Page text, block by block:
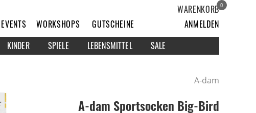
KINDER SPIELE LEBENSMITTEL SALE
EVENTS WORKSHOPS GUTSCHEINE
WARENKORB0
ANMELDEN
A-dam
A-dam Sportsocken Big-Bird